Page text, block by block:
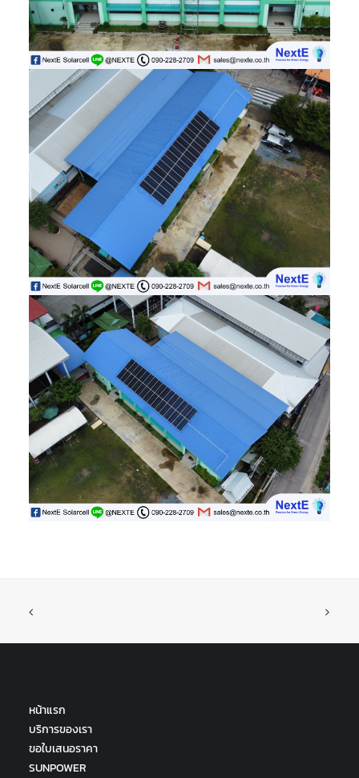
หน้าแรก
บริการของเรา
ขอใบเสนอราคา
SUNPOWER